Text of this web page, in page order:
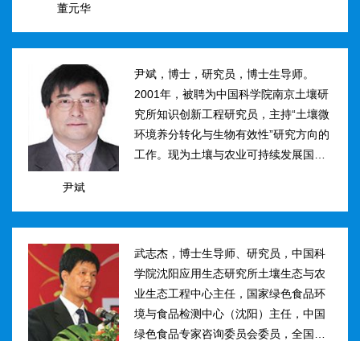
董元华
尹斌
尹斌，博士，研究员，博士生导师。
2001年，被聘为中国科学院南京土壤研
究所知识创新工程研究员，主持“土壤微
环境养分转化与生物有效性”研究方向的
工作。现为土壤与农业可持续发展国家
影...
武志杰，博士生导师、研究员，中国科
学院沈阳应用生态研究所土壤生态与农
业生态工程中心主任，国家绿色食品环
境与食品检测中心（沈阳）主任，中国
绿色食品专家咨询委员会委员，全国肥